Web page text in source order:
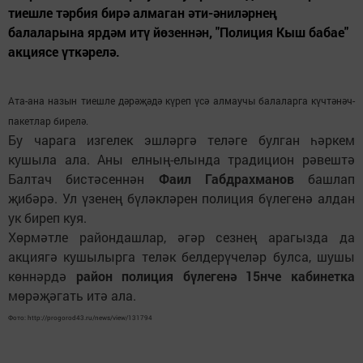
тиешле тәрбия бирә алмаган әти-әниләрнең
балаларына ярдәм итү йөзеннән, "Полиция Кыш бабае"
акциясе үткәрелә.
Ата-ана назын тиешле дәрәҗәдә күреп үсә алмаучы балаларга күчтәнәч-
пакетлар бирелә.
Бу чарага изгелек эшләргә теләге булган һәркем
кушыла ала. Аны елның-елында традицион рәвештә
Балтач бистәсеннән Фаил Габдрахмановбашлап
җибәрә. Ул үзенең бүләкләрен полиция бүлегенә алдан
ук биреп куя.
Хөрмәтле райондашлар, әгәр сезнең арагызда да
акциягә кушылырга теләк белдерүчеләр булса, шушы
көннәрдә район полиция бүлегенә 15нче кабинетка
мөрәҗәгать итә ала.
Фото: http://progorod43.ru/news/view/131794